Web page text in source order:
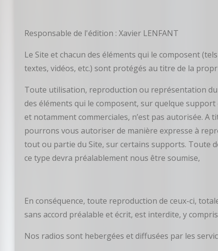
Responsable de l'édition : Xavier LENFANT
Le Site et chacun des éléments qui le composent
textes, vidéos, etc.) sont protégés au titre de la
Toute utilisation, reproduction ou représentation
des éléments qui le composent, sur quelque support
et notamment commerciales, n’est pas autorisée. A
pourrons vous autoriser de manière expresse à
tout ou partie du Site, sur certains supports. Toute
ce type devra préalablement nous être soumise,
En conséquence, toute reproduction de ceux-ci,
sans accord préalable et écrit, est interdite, y
Nos radios sont hebergées et diffusées par les